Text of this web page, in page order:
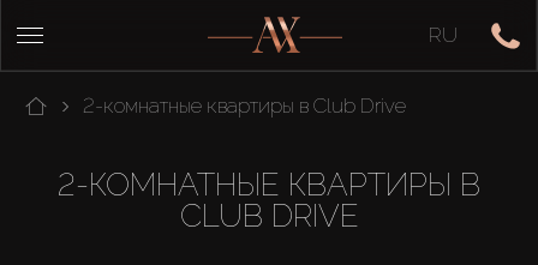
RU
2-комнатные квартиры в Club Drive
2-КОМНАТНЫЕ КВАРТИРЫ В
CLUB DRIVE